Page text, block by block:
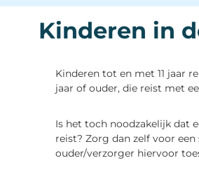
Kinderen in
Kinderen tot en met 11 jaar
jaar of ouder, die reist met
Is het toch noodzakelijk dat
reist? Zorg dan zelf voor een
ouder/verzorger hiervoor